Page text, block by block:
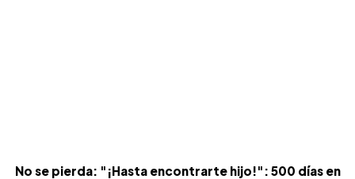
No se pierda: "¡Hasta encontrarte hijo!": 500 días en